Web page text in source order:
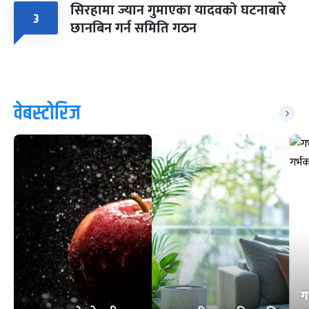
३ सिरहामा ज्यान गुमाएका यादवको घटनाबारे
छानबिन गर्न समिति गठन
वेबस्टोरिज